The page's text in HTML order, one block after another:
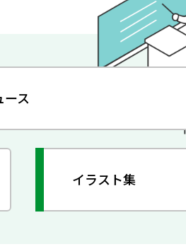
ース
イラスト集